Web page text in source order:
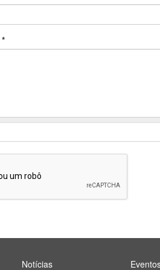
*
Notícias